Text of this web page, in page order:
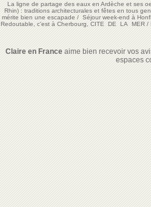
La ligne de partage des eaux en Ardèche et ses
Rhin) : traditions architecturales et fêtes en tous
mérite bien une escapade/Séjour week-end à
Redoutable, c'est à Cherbourg, CITE DE LA MER/
Claire en Franceaime bien recevoir vos
espaces